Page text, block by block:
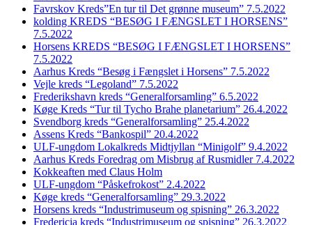
Favrskov Kreds”En tur til Det grønne museum” 7.5.2022
kolding KREDS “BESØG I FÆNGSLET I HORSENS”
7.5.2022
Horsens KREDS “BESØG I FÆNGSLET I HORSENS”
7.5.2022
Aarhus Kreds “Besøg i Fængslet i Horsens” 7.5.2022
Vejle kreds “Legoland” 7.5.2022
Frederikshavn kreds “Generalforsamling” 6.5.2022
Køge Kreds “Tur til Tycho Brahe planetarium” 26.4.2022
Svendborg kreds “Generalforsamling” 25.4.2022
Assens Kreds “Bankospil” 20.4.2022
ULF-ungdom Lokalkreds Midtjyllan “Minigolf” 9.4.2022
Aarhus Kreds Foredrag om Misbrug af Rusmidler 7.4.2022
Kokkeaften med Claus Holm
ULF-ungdom “Påskefrokost” 2.4.2022
Køge kreds “Generalforsamling” 29.3.2022
Horsens kreds “Industrimuseum og spisning” 26.3.2022
Fredericia kreds “Industrimuseum og spisning” 26.3.2022